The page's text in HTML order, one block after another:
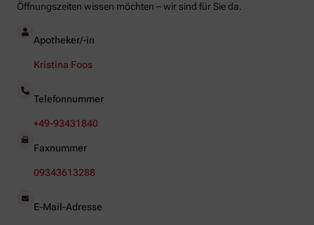
Öffnungszeiten wissen möchten – wir sind für Sie da.
Apotheker/-in
Kristina Foos
Telefonnummer
+49-93431840
Faxnummer
09343613288
E-Mail-Adresse